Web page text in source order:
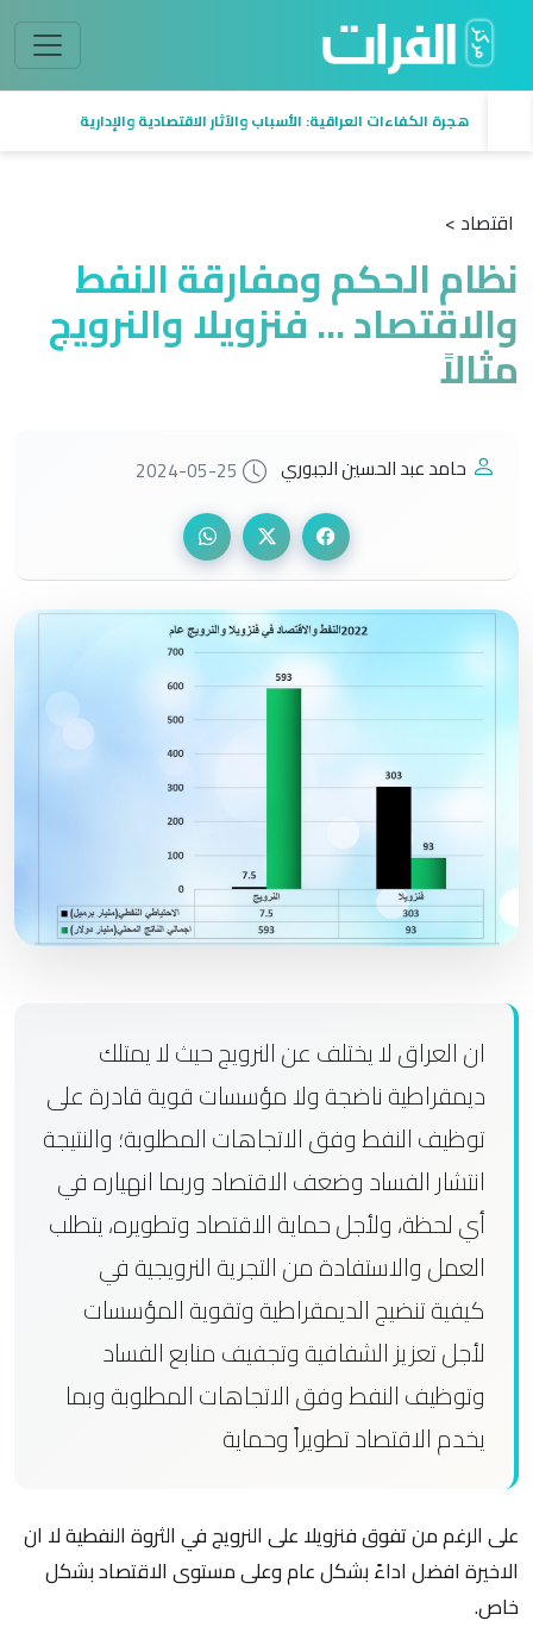
هجرة الكفاءات العراقية: الأسباب والآثار الاقتصادية والإدارية
اقتصاد >
نظام الحكم ومفارقة النفط
والاقتصاد ... فنزويلا والنرويج
مثالاً
حامد عبد الحسين الجبوري 2024-05-25
ان العراق لا يختلف عن النرويج حيث لا يمتلك
ديمقراطية ناضجة ولا مؤسسات قوية قادرة على
توظيف النفط وفق الاتجاهات المطلوبة؛ والنتيجة
انتشار الفساد وضعف الاقتصاد وربما انهياره في
أي لحظة، ولأجل حماية الاقتصاد وتطويره، يتطلب
العمل والاستفادة من التجرية النرويجية في
كيفية تنضيج الديمقراطية وتقوية المؤسسات
لأجل تعزيز الشفافية وتجفيف منابع الفساد
وتوظيف النفط وفق الاتجاهات المطلوبة وبما
يخدم الاقتصاد تطويراً وحماية
على الرغم من تفوق فنزويلا على النرويج في الثروة النفطية لا ان
الاخيرة افضل اداءً بشكل عام وعلى مستوى الاقتصاد بشكل
خاص.